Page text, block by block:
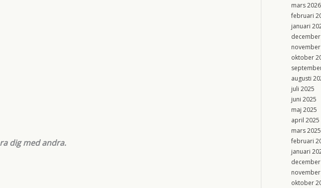
dig med andra.
mars 2026
februari
januari
oktober
augusti
juli 2025
juni 2025
maj 2025
april 2025
mars 2025
februari
januari
oktober